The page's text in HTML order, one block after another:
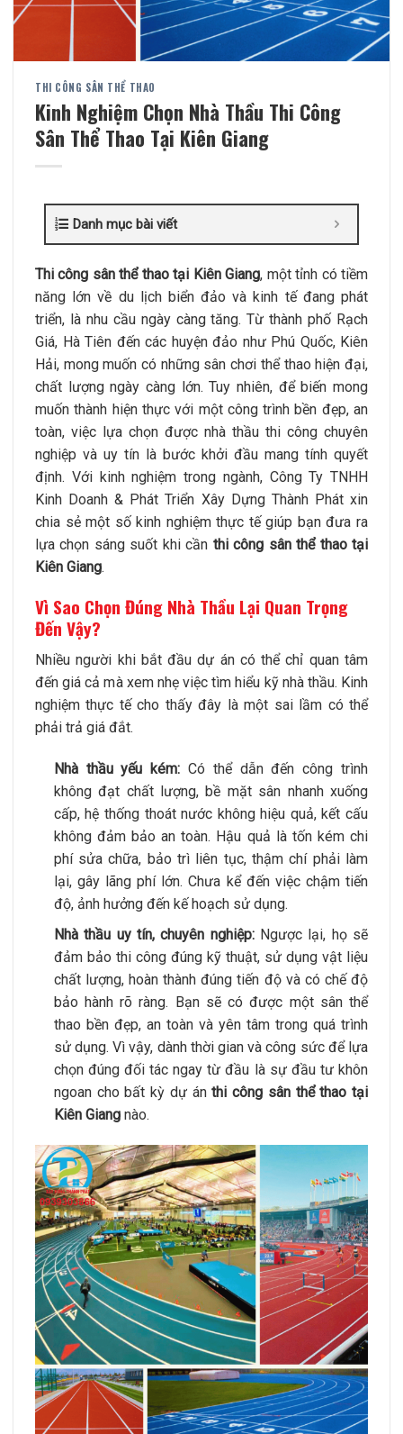
THI CÔNG SÂN THỂ THAO
Kinh Nghiệm Chọn Nhà Thầu Thi Công
Sân Thể Thao Tại Kiên Giang
Danh mục bài viết
Thi công sân thể thao tại Kiên Giang, một tỉnh có tiềm
năng lớn về du lịch biển đảo và kinh tế đang phát
triển, là nhu cầu ngày càng tăng. Từ thành phố Rạch
Giá, Hà Tiên đến các huyện đảo như Phú Quốc, Kiên
Hải, mong muốn có những sân chơi thể thao hiện đại,
chất lượng ngày càng lớn. Tuy nhiên, để biến mong
muốn thành hiện thực với một công trình bền đẹp, an
toàn, việc lựa chọn được nhà thầu thi công chuyên
nghiệp và uy tín là bước khởi đầu mang tính quyết
định. Với kinh nghiệm trong ngành, Công Ty TNHH
Kinh Doanh & Phát Triển Xây Dựng Thành Phát xin
chia sẻ một số kinh nghiệm thực tế giúp bạn đưa ra
lựa chọn sáng suốt khi cần thi công sân thể thao tại
Kiên Giang.
Vì Sao Chọn Đúng Nhà Thầu Lại Quan Trọng
Đến Vậy?
Nhiều người khi bắt đầu dự án có thể chỉ quan tâm
đến giá cả mà xem nhẹ việc tìm hiểu kỹ nhà thầu. Kinh
nghiệm thực tế cho thấy đây là một sai lầm có thể
phải trả giá đắt.
Nhà thầu yếu kém: Có thể dẫn đến công trình
không đạt chất lượng, bề mặt sân nhanh xuống
cấp, hệ thống thoát nước không hiệu quả, kết cấu
không đảm bảo an toàn. Hậu quả là tốn kém chi
phí sửa chữa, bảo trì liên tục, thậm chí phải làm
lại, gây lãng phí lớn. Chưa kể đến việc chậm tiến
độ, ảnh hưởng đến kế hoạch sử dụng.
Nhà thầu uy tín, chuyên nghiệp:Ngược lại, họ sẽ
đảm bảo thi công đúng kỹ thuật, sử dụng vật liệu
chất lượng, hoàn thành đúng tiến độ và có chế độ
bảo hành rõ ràng. Bạn sẽ có được một sân thể
thao bền đẹp, an toàn và yên tâm trong quá trình
sử dụng. Vì vậy, dành thời gian và công sức để lựa
chọn đúng đối tác ngay từ đầu là sự đầu tư khôn
ngoan cho bất kỳ dự ánthi công sân thể thao tại
Kiên Giangnào.